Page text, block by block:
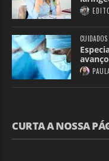
CUIDADOS
CURTA A NOSSA